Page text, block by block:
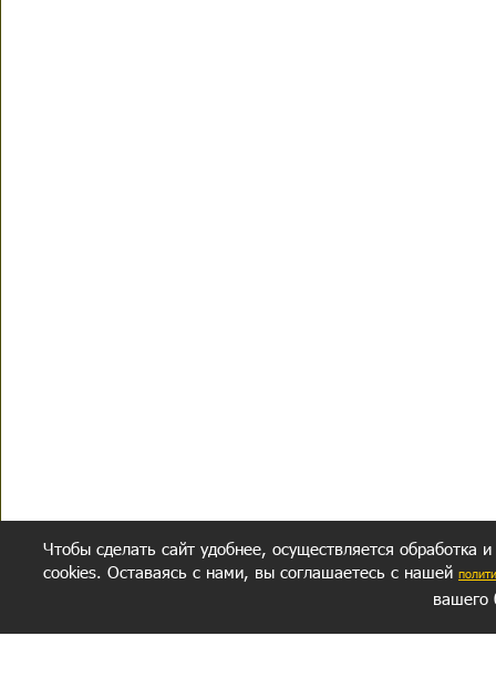
Чтобы сделать сайт удобнее, осуществляется обработка
cookies. Оставаясь с нами, вы соглашаетесь с нашей
вашего